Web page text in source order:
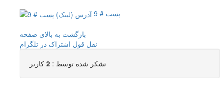
پست # 9
بازگشت به بالای صفحه
نقل قول اشتراک در تلگرام
تشکر شده توسط : 2 کاربر